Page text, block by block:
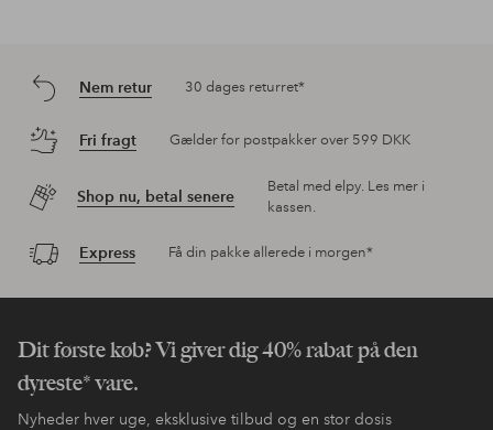
Nem retur 30 dages returret*
Fri fragt Gælder for postpakker over 599 DKK
Shop nu, betal senere
Betal med elpy. Les mer i
kassen.
Express Få din pakke allerede i morgen*
Dit første køb? Vi giver dig 40% rabat på den
dyreste* vare.
Nyheder hver uge, eksklusive tilbud og en stor dosis